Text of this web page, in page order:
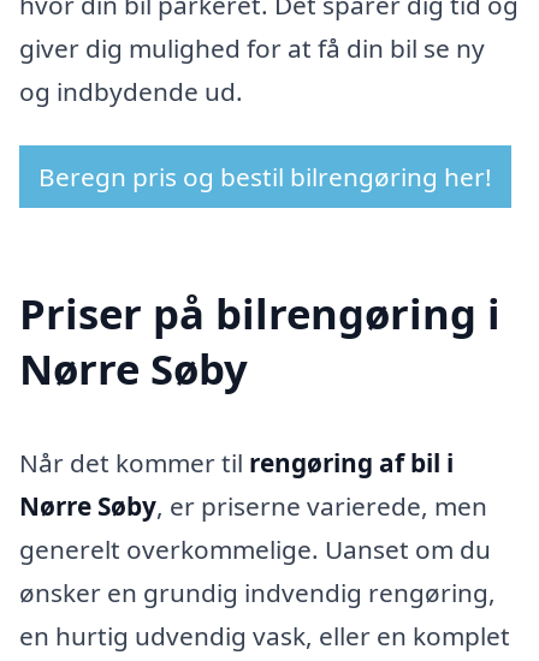
giver dig mulighed for at få din bil se ny
og indbydende ud.
Beregn pris og bestil bilrengøring her!
Priser på bilrengøring i
Nørre Søby
Når det kommer til rengøring af bil i
Nørre Søby, er priserne varierede, men
generelt overkommelige. Uanset om du
ønsker en grundig indvendig rengøring,
en hurtig udvendig vask, eller en komplet